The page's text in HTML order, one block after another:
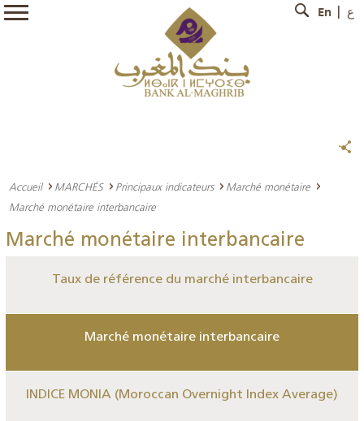
En ع
Accueil MARCHÉS Principaux indicateurs
Marché monétaire
Marché monétaire interbancaire
Marché monétaire interbancaire
Taux de référence du marché interbancaire
Marché monétaire interbancaire
INDICE MONIA (Moroccan Overnight Index Average)